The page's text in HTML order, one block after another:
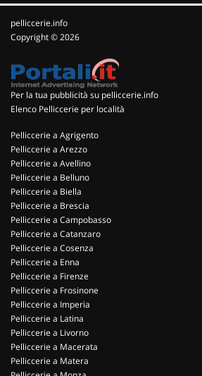
pelliccerie.info
Copyright © 2026
Per la tua pubblicità su pelliccerie.info
Elenco Pelliccerie per località
Pelliccerie a Agrigento
Pelliccerie a Arezzo
Pelliccerie a Avellino
Pelliccerie a Belluno
Pelliccerie a Biella
Pelliccerie a Brescia
Pelliccerie a Campobasso
Pelliccerie a Catanzaro
Pelliccerie a Cosenza
Pelliccerie a Enna
Pelliccerie a Firenze
Pelliccerie a Frosinone
Pelliccerie a Imperia
Pelliccerie a Latina
Pelliccerie a Livorno
Pelliccerie a Macerata
Pelliccerie a Matera